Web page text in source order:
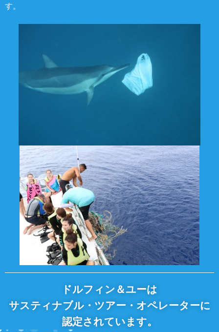
す。
ドルフィン＆ユーは
サスティナブル・ツアー・オペレーターに
認定されています。